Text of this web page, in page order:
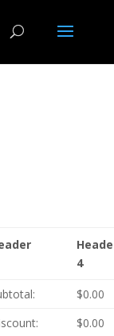
4
$0.00
$0.00